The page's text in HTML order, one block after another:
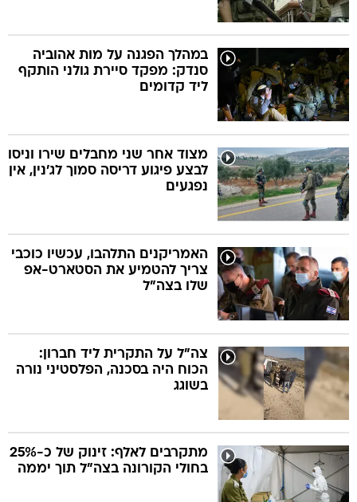
במהלך הפגנה על מות אהוביה
סנדק: מפקד סיירת גולני הותקף
ליד קדומים
מצוד אחר שני מחבלים שירו וניסו
לבצע פיגוע דריסה סמוך לג'נין, אין
נפגעים
האמריקנים התלהבו, עכשיו כוכבי
צריך להטמיע את הסטארט-אפ
שלו בצה"ל
צה"ל על התקרית ליד חברון:
הכוח היה בסכנה, הפלסטיני נורה
בשוגג
מתקרבים לאלף: זינוק של כ-25%
בחולי הקורונה בצה"ל תוך יממה